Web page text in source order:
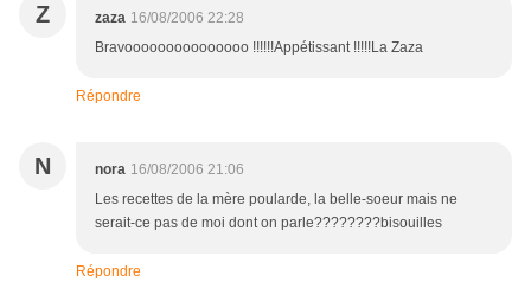
Z zaza 16/08/2006 22:28
Bravooooooooooooooo !!!!!!Appétissant !!!!!La Zaza
Répondre
N nora 16/08/2006 21:06
Les recettes de la mère poularde, la belle-soeur mais ne
serait-ce pas de moi dont on parle????????bisouilles
Répondre